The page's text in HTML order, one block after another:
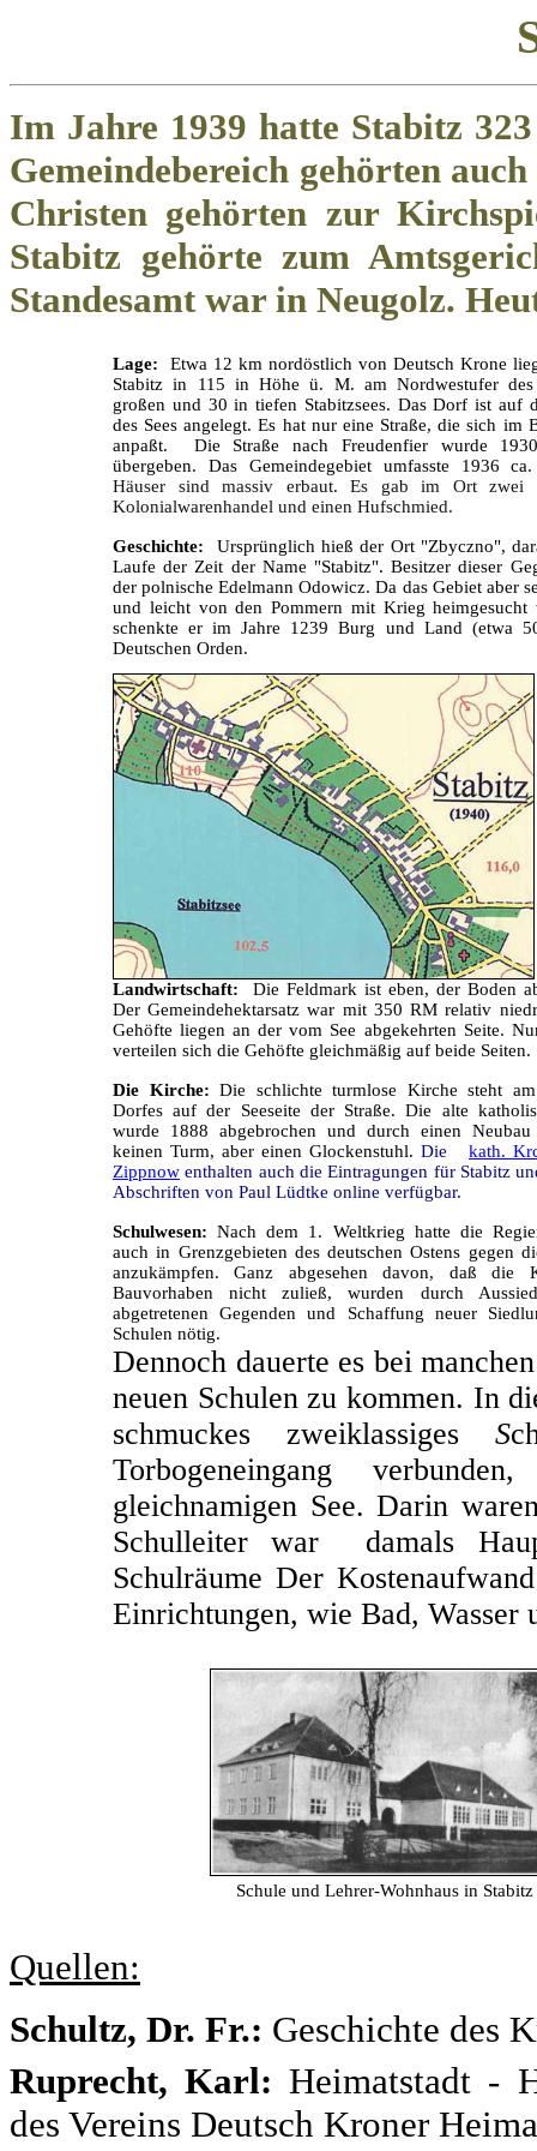
Im Jahre 1939 hatte Stabitz
Gemeindebereich gehörten
Christen gehörten zur
Stabitz gehörte zum
Standesamt war in Neugolz.
Lage:
Etwa 12 km nordöstlich von Deutsch Krone
Stabitz in 115 in Höhe ü. M. am Nordwestufer
großen und 30 in tiefen Stabitzsees. Das Dorf ist auf
des Sees angelegt. Es hat nur eine Straße, die sich im
anpaßt. Die Straße nach Freudenfier wurde
übergeben. Das Gemeindegebiet umfasste 1936
Häuser sind massiv erbaut. Es gab im Ort zwei
Kolonialwarenhandel und einen Hufschmied.
Geschichte: Ursprünglich hieß der Ort "Zbyczno",
Laufe der Zeit der Name "Stabitz". Besitzer dieser
der polnische Edelmann Odowicz. Da das Gebiet aber
und leicht von den Pommern mit Krieg heimgesucht
schenkte er im Jahre 1239 Burg und Land (etwa
Deutschen Orden.
Landwirtschaft:
Die Feldmark ist eben, der Boden
Der Gemeindehektarsatz war mit 350 RM relativ
Gehöfte liegen an der vom See abgekehrten Seite.
verteilen sich die Gehöfte gleichmäßig auf beide Seiten.
Die Kirche: Die schlichte turmlose Kirche steht
Dorfes auf der Seeseite der Straße. Die alte
wurde 1888 abgebrochen und durch einen
keinen Turm, aber einen Glockenstuhl. Die kath.
Zippnow enthalten auch die Eintragungen für Stabitz
Abschriften von Paul Lüdtke online verfügbar.
Schulwesen: Nach dem 1. Weltkrieg hatte die
auch in Grenzgebieten des deutschen Ostens gegen
anzukämpfen. Ganz abgesehen davon, daß die
Bauvorhaben nicht zuließ, wurden durch
abgetretenen Gegenden und Schaffung neuer
Schulen nötig.
Dennoch dauerte es bei
neuen Schulen zu kommen. In
schmuckes zweiklassiges S
Torbogeneingang
gleichnamigen See. Darin
Schulleiter war damals
Schulräume Der
Einrichtungen, wie Bad, Wasser
Schule und Lehrer‑Wohnhaus in Stabitz
Quellen:
Schultz, Dr. Fr.: Geschichte des
Ruprecht, Karl: Heimatstadt -
des Vereins Deutsch Kroner